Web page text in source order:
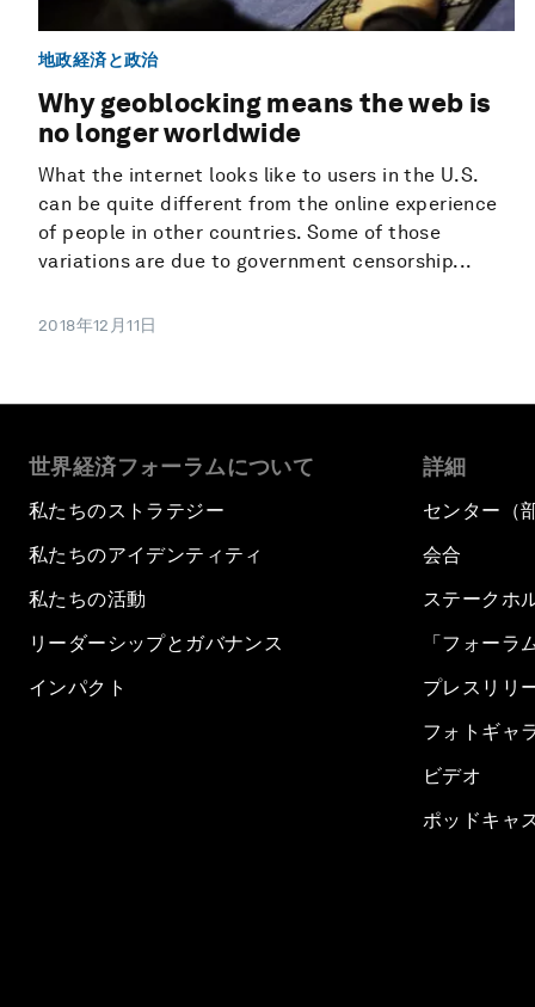
地政経済と政治
Why geoblocking means the web is
no longer worldwide
What the internet looks like to users in the U.S.
can be quite different from the online experience
of people in other countries. Some of those
variations are due to government censorship...
2018年12月11日
世界経済フォーラムについて
私たちのストラテジー
私たちのアイデンティティ
私たちの活動
リーダーシップとガバナンス
インパクト
詳細
センター（
会合
ステークホ
「フォーラ
プレスリリ
フォトギャ
ビデオ
ポッドキャ